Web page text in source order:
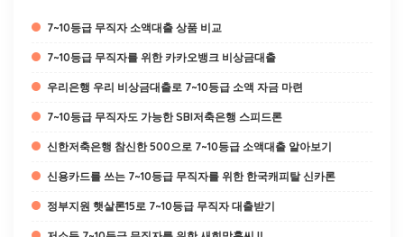
7~10등급 무직자 소액대출 상품 비교
7~10등급 무직자를 위한 카카오뱅크 비상금대출
우리은행 우리 비상금대출로 7~10등급 소액 자금 마련
7~10등급 무직자도 가능한 SBI저축은행 스피드론
신한저축은행 참신한 500으로 7~10등급 소액대출 알아보기
신용카드를 쓰는 7~10등급 무직자를 위한 한국캐피탈 신카론
정부지원 햇살론15로 7~10등급 무직자 대출받기